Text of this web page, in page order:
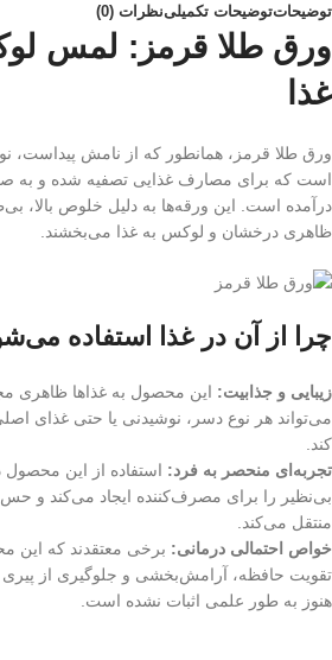
توضیحاتتوضیحات تکمیلینظرات (0)
ورق طلا قرمز: لمس
غذا
است که برای مصارف غذایی تصفیه شده و به
درآمده است. این ورقه‌ها به دلیل خلوص بالا،
ظاهری درخشان و لوکس به غذا می‌بخشند.
چرا از آن در غذا استفاده
زیبایی و جذابیت: این محصول به غذاها ظاهری
می‌تواند هر نوع دسر، نوشیدنی یا حتی غذای
کند.
تجربه‌ای منحصر به فرد: استفاده از این
بی‌نظیر را برای مصرف‌کننده ایجاد می‌کند و
منتقل می‌کند.
خواص احتمالی درمانی: برخی معتقدند که این
تقویت حافظه، آرامش‌بخشی و جلوگیری از پیری
هنوز به طور علمی اثبات نشده است.